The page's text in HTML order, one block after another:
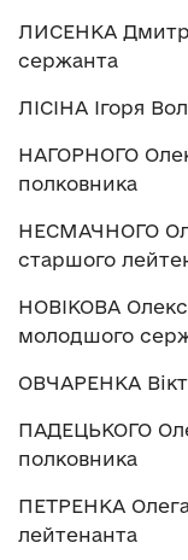
ЛИСЕНКА
сержанта
ЛІСІНА Ігоря
НАГОРНОГО
полковника
НЕСМАЧНОГО
старшого
НОВІКОВА
молодшого
ОВЧАРЕНКА
ПАДЕЦЬКОГО
полковника
ПЕТРЕНКА
лейтенанта